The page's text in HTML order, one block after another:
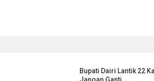
Bupati Dairi Lantik 22
Jangan Ganti…